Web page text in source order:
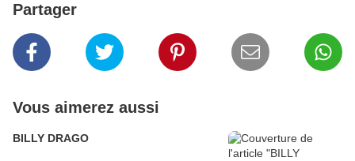
Partager
Vous aimerez aussi
BILLY DRAGO